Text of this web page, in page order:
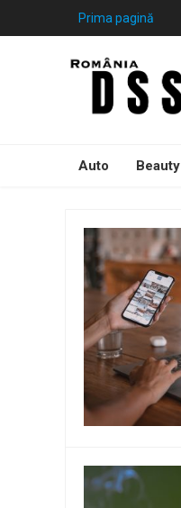
Prima pagină
Auto Beauty